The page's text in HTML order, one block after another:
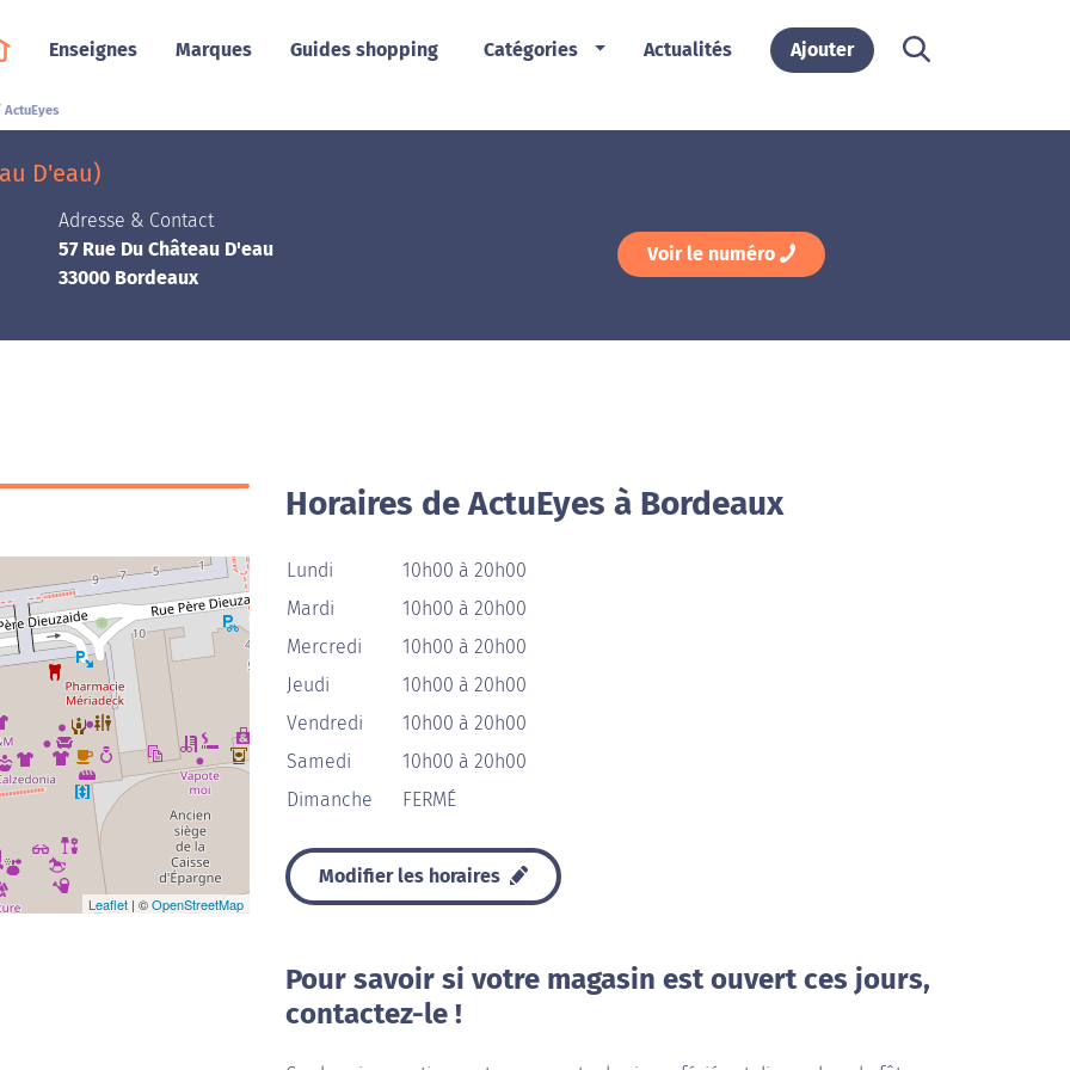
Enseignes Marques Guides shopping Catégories Actualités Ajouter
ActuEyes
D'eau)
Adresse & Contact
57 Rue Du Château D'eau
33000 Bordeaux
Voir le numéro
Leaflet | ©OpenStreetMap
Horaires de ActuEyes à Bordeaux
Lundi
10h00 à 20h00
Mardi
10h00 à 20h00
Mercredi
10h00 à 20h00
Jeudi
10h00 à 20h00
Vendredi
10h00 à 20h00
Samedi
10h00 à 20h00
Dimanche
FERMÉ
Modifier les horaires
Pour savoir si votre magasin est ouvert ces jours,
contactez-le !